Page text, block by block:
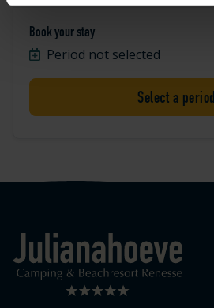
Book your stay
Period not selected
Select a period
Logo Julianahoeve